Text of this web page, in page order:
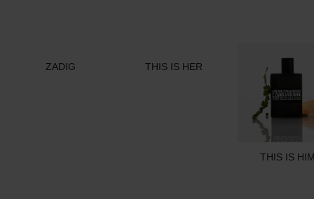
ZADIG THIS IS HER
THIS IS